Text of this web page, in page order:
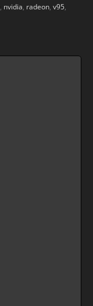
, nvidia, radeon, v95,